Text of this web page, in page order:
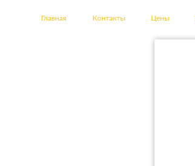
Главная Контакты Цены